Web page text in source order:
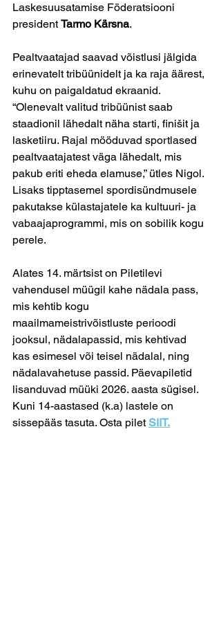
Laskesuusatamise Föderatsiooni
president Tarmo Kärsna.
Pealtvaatajad saavad võistlusi jälgida
erinevatelt tribüünidelt ja ka raja äärest,
kuhu on paigaldatud ekraanid.
“Olenevalt valitud tribüünist saab
staadionil lähedalt näha starti, finišit ja
lasketiiru. Rajal mööduvad sportlased
pealtvaatajatest väga lähedalt, mis
pakub eriti eheda elamuse,” ütles Nigol.
Lisaks tipptasemel spordisündmusele
pakutakse külastajatele ka kultuuri- ja
vabaajaprogrammi, mis on sobilik kogu
perele.
Alates 14. märtsist on Piletilevi
vahendusel müügil kahe nädala pass,
mis kehtib kogu
maailmameistrivõistluste perioodi
jooksul, nädalapassid, mis kehtivad
kas esimesel või teisel nädalal, ning
nädalavahetuse passid. Päevapiletid
lisanduvad müüki 2026. aasta sügisel.
Kuni 14-aastased (k.a) lastele on
sissepääs tasuta. Osta pilet SIIT.